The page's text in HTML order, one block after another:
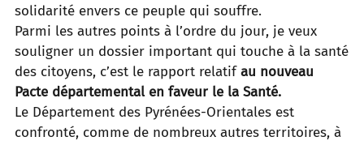
solidarité envers ce peuple qui souffre.
Parmi les autres points à l’ordre du jour, je veux
souligner un dossier important qui touche à la santé
des citoyens, c’est le rapport relatifau nouveau
Pacte départemental en faveur le la Santé.
Le Département des Pyrénées-Orientales est
confronté, comme de nombreux autres territoires, à